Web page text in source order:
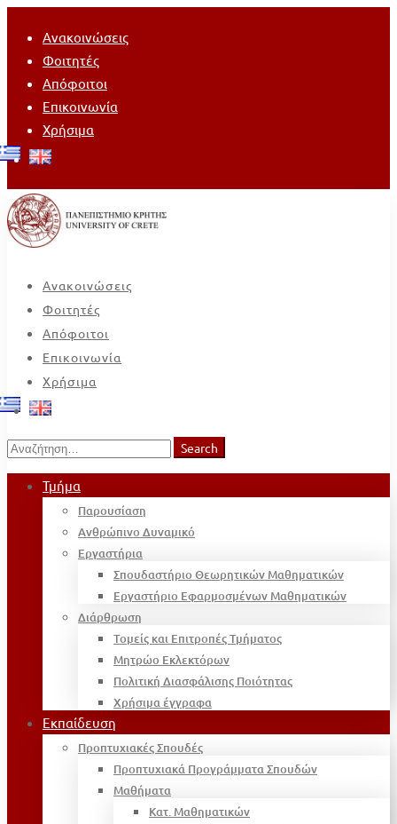
Ανακοινώσεις
Φοιτητές
Απόφοιτοι
Επικοινωνία
Χρήσιμα
Ανακοινώσεις
Φοιτητές
Απόφοιτοι
Επικοινωνία
Χρήσιμα
Search
for:
Search
Τμήμα
Παρουσίαση
Ανθρώπινο Δυναμικό
Εργαστήρια
Σπουδαστήριο Θεωρητικών Μαθηματικών
Εργαστήριο Εφαρμοσμένων Μαθηματικών
Διάρθρωση
Τομείς και Επιτροπές Τμήματος
Μητρώο Εκλεκτόρων
Πολιτική Διασφάλισης Ποιότητας
Χρήσιμα έγγραφα
Εκπαίδευση
Προπτυχιακές Σπουδές
Προπτυχιακά Προγράμματα Σπουδών
Μαθήματα
Κατ. Μαθηματικών